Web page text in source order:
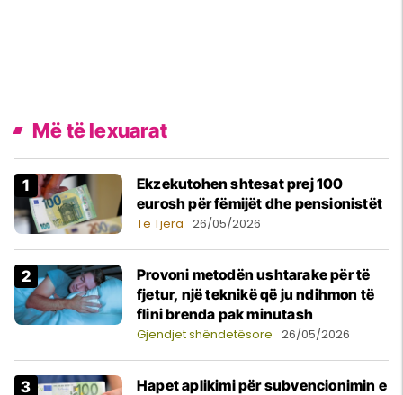
Më të lexuarat
Ekzekutohen shtesat prej 100
eurosh për fëmijët dhe pensionistët
Të Tjera 26/05/2026
Provoni metodën ushtarake për të
fjetur, një teknikë që ju ndihmon të
flini brenda pak minutash
Gjendjet shëndetësore 26/05/2026
Hapet aplikimi për subvencionimin e